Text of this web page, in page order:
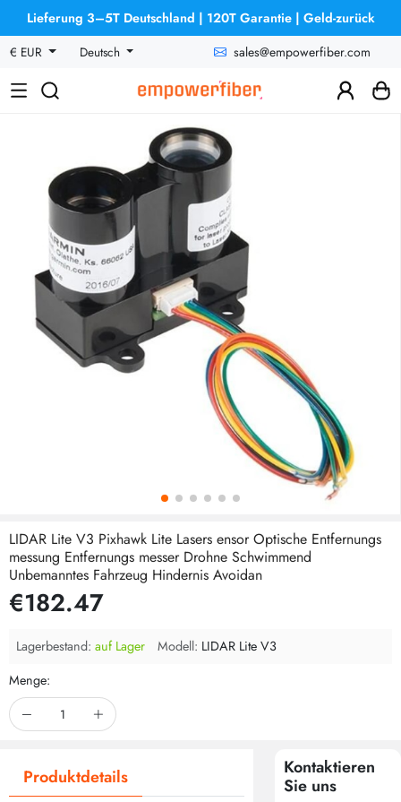
Lieferung 3–5T Deutschland | 120T Garantie | Geld-zurück
€ EUR
Deutsch sales@empowerfiber.com
LIDAR Lite V3 Pixhawk Lite Lasers ensor Optische Entfernungs
messung Entfernungs messer Drohne Schwimmend
Unbemanntes Fahrzeug Hindernis Avoidan
€182.47
Lagerbestand: auf Lager Modell: LIDAR Lite V3
Menge:
Produktdetails
Kontaktieren
Sie uns